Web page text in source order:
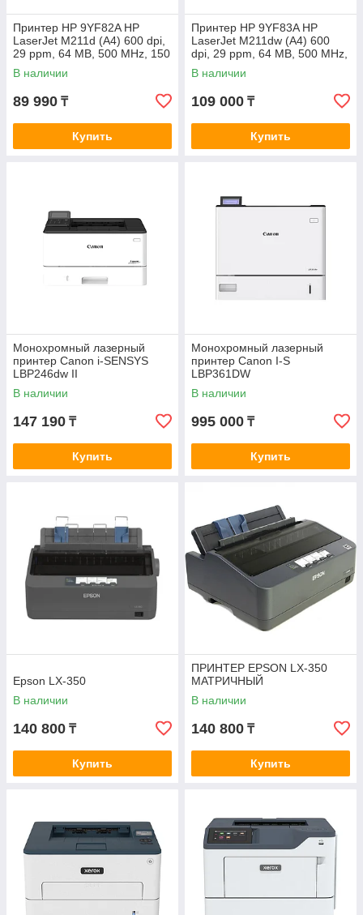
Принтер HP 9YF82A HP
LaserJet M211d (A4) 600 dpi,
29 ppm, 64 MB, 500 MHz, 150
pages tray, Print Duplex, USB,
Duty 20000, Cart W136
В наличии
89 990 ₸
Купить
Принтер HP 9YF83A HP
LaserJet M211dw (A4) 600
dpi, 29 ppm, 64 MB, 500 MHz,
150 pages tray, Print Duplex,
USB+Ethernet+WiFi, Duty 2
В наличии
109 000 ₸
Купить
Монохромный лазерный
принтер Canon i-SENSYS
LBP246dw II
В наличии
147 190 ₸
Купить
Монохромный лазерный
принтер Canon I-S
LBP361DW
В наличии
995 000 ₸
Купить
Epson LX-350
В наличии
140 800 ₸
Купить
ПРИНТЕР EPSON LX-350
МАТРИЧНЫЙ
В наличии
140 800 ₸
Купить